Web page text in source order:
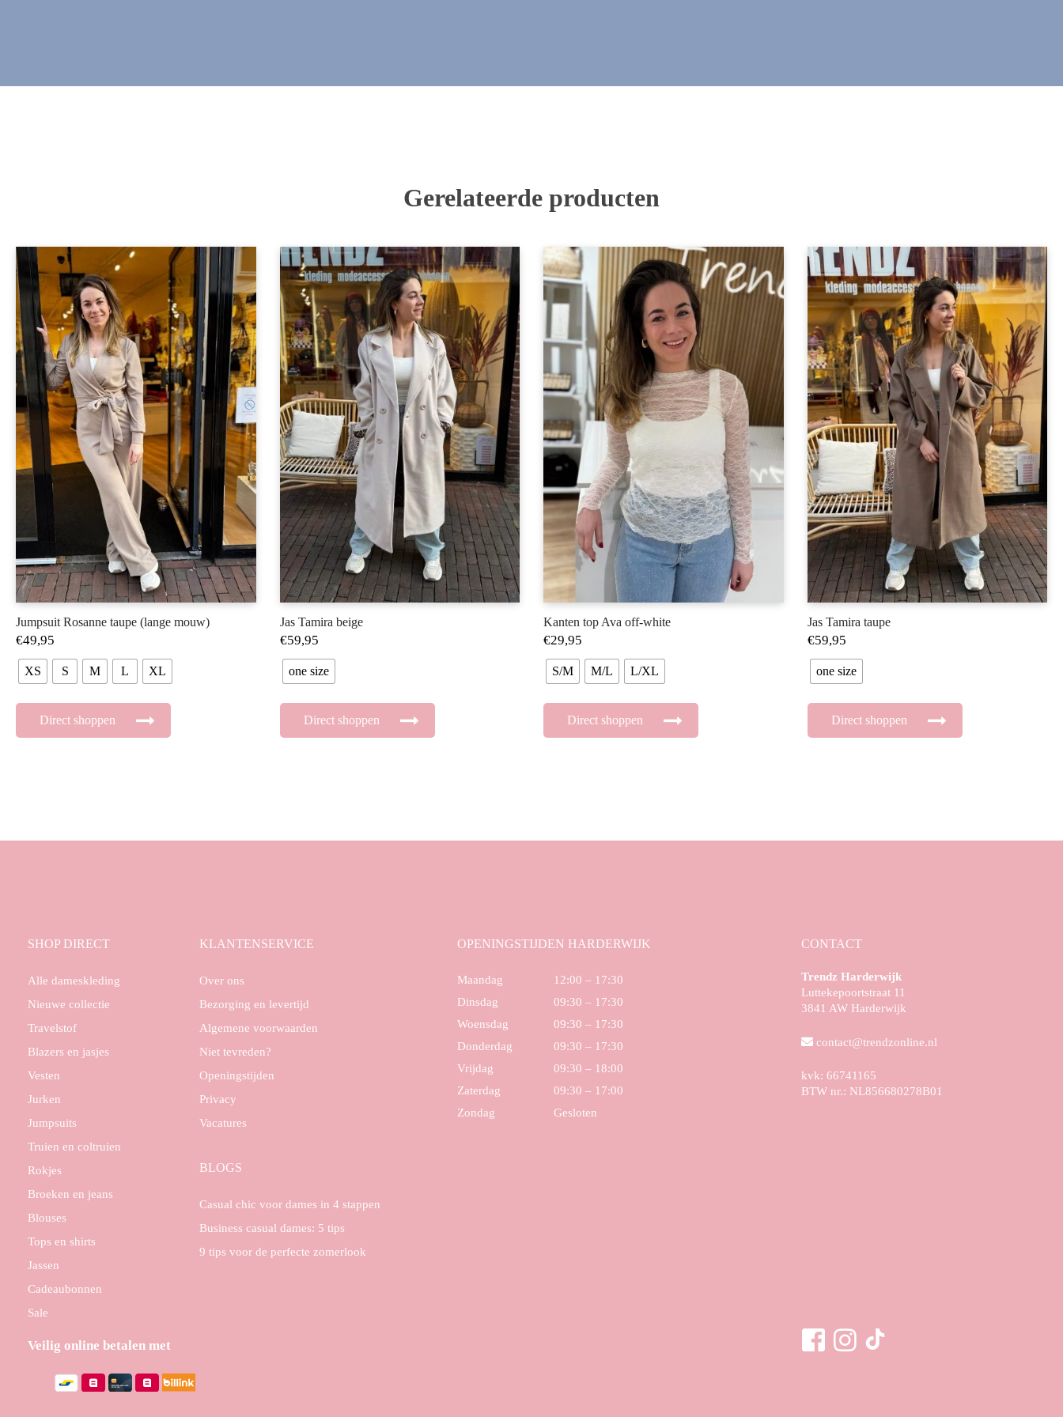
Gerelateerde producten
Jumpsuit Rosanne taupe (lange mouw)
€49,95
XS S M L XL
Direct shoppen
Jas Tamira beige
€59,95
one size
Direct shoppen
Kanten top Ava off-white
€29,95
S/M M/L L/XL
Direct shoppen
Jas Tamira taupe
€59,95
one size
Direct shoppen
SHOP DIRECT
Alle dameskleding
Nieuwe collectie
Travelstof
Blazers en jasjes
Vesten
Jurken
Jumpsuits
Truien en coltruien
Rokjes
Broeken en jeans
Blouses
Tops en shirts
Jassen
Cadeaubonnen
Sale
KLANTENSERVICE
Over ons
Bezorging en levertijd
Algemene voorwaarden
Niet tevreden?
Openingstijden
Privacy
Vacatures
BLOGS
Casual chic voor dames in 4 stappen
Business casual dames: 5 tips
9 tips voor de perfecte zomerlook
OPENINGSTIJDEN HARDERWIJK
Maandag
12:00 – 17:30
Dinsdag
09:30 – 17:30
Woensdag
09:30 – 17:30
Donderdag
09:30 – 17:30
Vrijdag
09:30 – 18:00
Zaterdag
09:30 – 17:00
Zondag
Gesloten
CONTACT
Trendz Harderwijk
Luttekepoortstraat 11
3841 AW Harderwijk
contact@trendzonline.nl
kvk: 66741165
BTW nr.: NL856680278B01
Veilig online betalen met